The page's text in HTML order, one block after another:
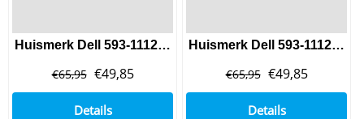
Huismerk Dell 593-11121 (XKGFP) Toner Magenta
€65,95 €49,85
Details
Huismerk Dell 593-11122 (1M4KP) Toner Cyaan
€65,95 €49,85
Details